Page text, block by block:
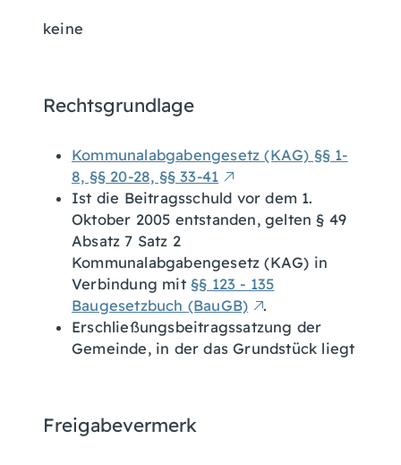
keine
Rechtsgrundlage
Kommunalabgabengesetz (KAG) §§ 1-
8, §§ 20-28, §§ 33-41
Ist die Beitragsschuld vor dem 1.
Oktober 2005 entstanden, gelten § 49
Absatz 7 Satz 2
Kommunalabgabengesetz (KAG) in
Verbindung mit §§ 123 - 135
Baugesetzbuch (BauGB)
.
Erschließungsbeitragssatzung der
Gemeinde, in der das Grundstück liegt
Freigabevermerk